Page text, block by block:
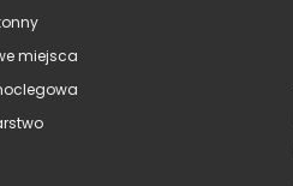
miejsca